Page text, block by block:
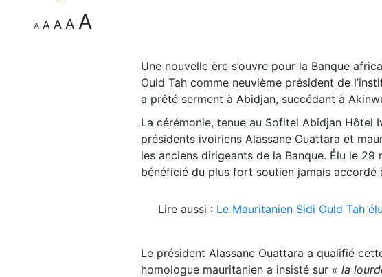
A A A A A
Une nouvelle ère s’ouvre pour la Banque
Ould Tah comme neuvième président de
a prêté serment à Abidjan, succédant à
La cérémonie, tenue au Sofitel Abidjan Hôtel
présidents ivoiriens Alassane Ouattara et
les anciens dirigeants de la Banque. Élu le
bénéficié du plus fort soutien jamais accordé
Lire aussi : Le Mauritanien Sidi Ould Tah
Le président Alassane Ouattara a qualifié
homologue mauritanien a insisté sur « la